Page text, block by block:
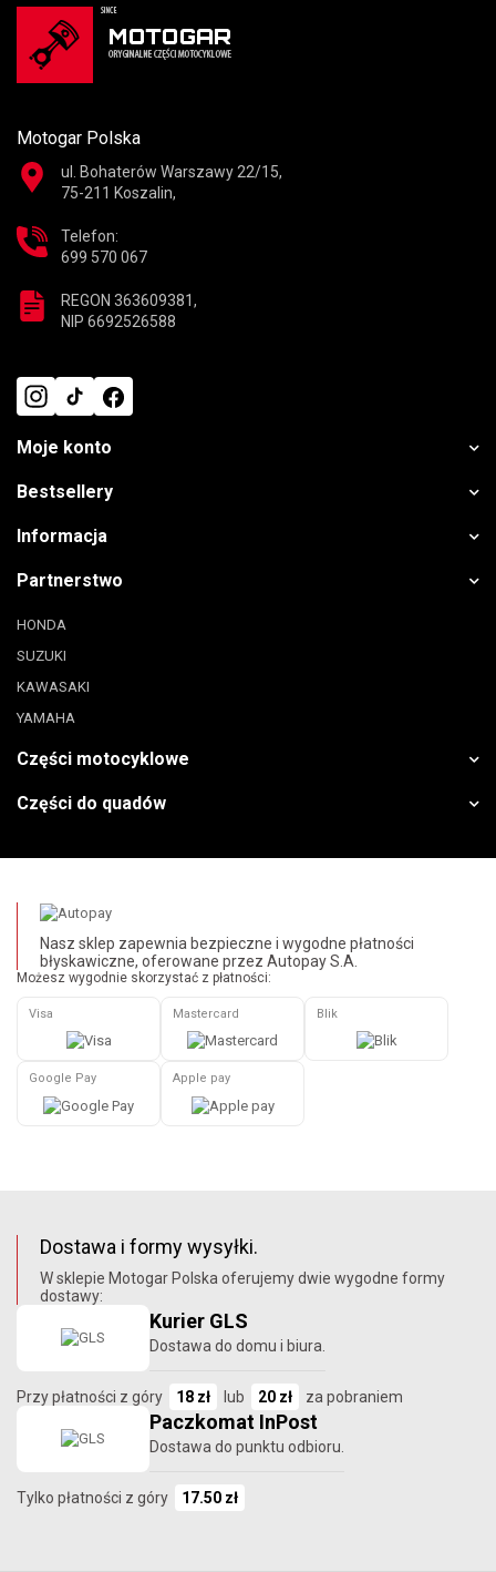
Motogar Polska
ul. Bohaterów Warszawy 22/15,
75-211 Koszalin,
Telefon:
699 570 067
REGON 363609381,
NIP 6692526588
Moje konto
Bestsellery
Informacja
Partnerstwo
HONDA
SUZUKI
KAWASAKI
YAMAHA
Części motocyklowe
Części do quadów
Nasz sklep zapewnia bezpieczne i wygodne płatności
błyskawiczne, oferowane przez Autopay S.A.
Możesz wygodnie skorzystać z płatności:
Visa Mastercard Blik
Google Pay Apple pay
Dostawa i formy wysyłki.
W sklepie Motogar Polska oferujemy dwie wygodne formy
dostawy:
Kurier GLS
Dostawa do domu i biura.
Przy płatności z góry 18 zł lub 20 zł za pobraniem
Paczkomat InPost
Dostawa do punktu odbioru.
Tylko płatności z góry 17.50 zł